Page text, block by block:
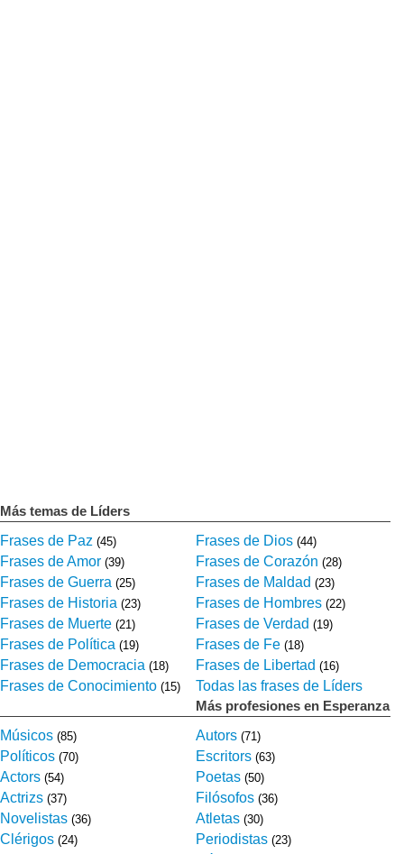
Más temas de Líders
Frases de Paz (45) Frases de Dios (44)
Frases de Amor (39) Frases de Corazón (28)
Frases de Guerra (25) Frases de Maldad (23)
Frases de Historia (23) Frases de Hombres (22)
Frases de Muerte (21) Frases de Verdad (19)
Frases de Política (19) Frases de Fe (18)
Frases de Democracia (18) Frases de Libertad (16)
Frases de Conocimiento (15)
Todas las frases de Líders
Más profesiones en Esperanza
Músicos (85) Autors (71)
Políticos (70) Escritors (63)
Actors (54) Poetas (50)
Actrizs (37) Filósofos (36)
Novelistas (36) Atletas (30)
Clérigos (24) Periodistas (23)